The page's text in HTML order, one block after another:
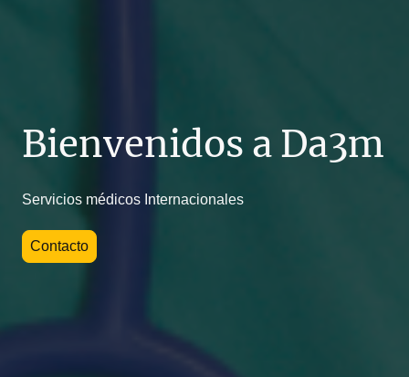
Bienvenidos a Da3m
Servicios médicos Internacionales
Contacto